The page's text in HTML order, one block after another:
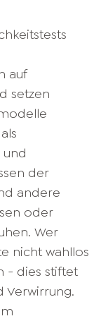
auf
setzen
der
andere
oder
Wer
nicht wahllos
- dies stiftet
Verwirrung.